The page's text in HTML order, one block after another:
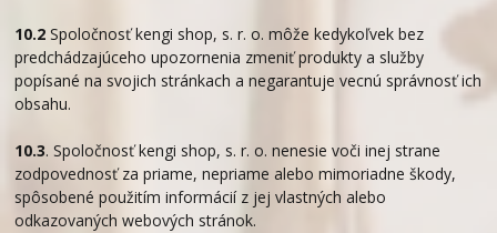
10.2 Spoločnosť kengi shop, s. r. o. môže kedykoľvek bez
predchádzajúceho upozornenia zmeniť produkty a služby
popísané na svojich stránkach a negarantuje vecnú správnosť ich
obsahu.
10.3. Spoločnosť kengi shop, s. r. o. nenesie voči inej strane
zodpovednosť za priame, nepriame alebo mimoriadne škody,
spôsobené použitím informácií z jej vlastných alebo
odkazovaných webových stránok.